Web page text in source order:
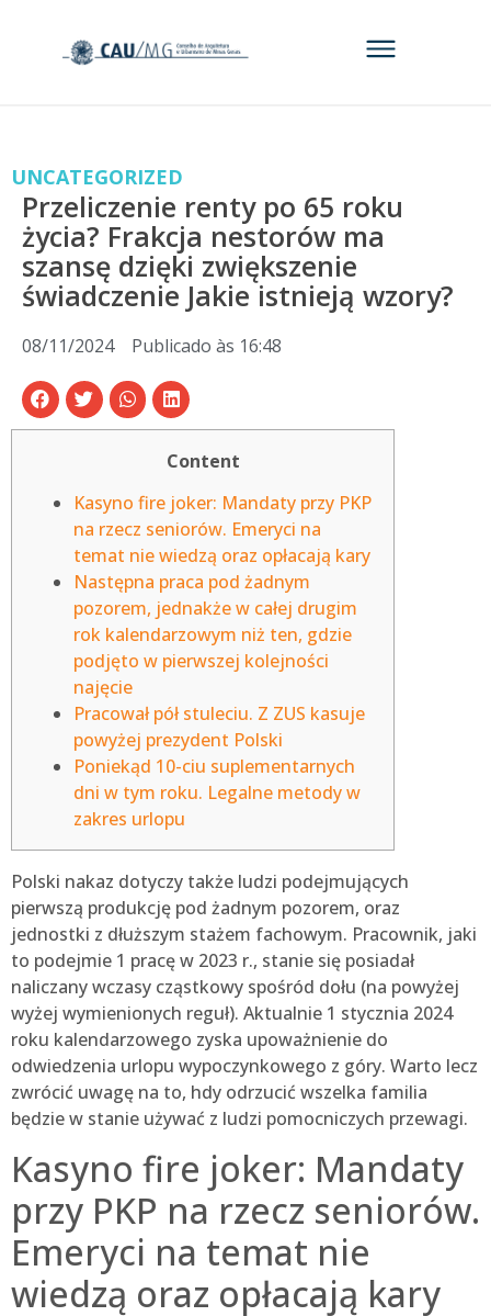
UNCATEGORIZED
Przeliczenie renty po 65 roku
życia? Frakcja nestorów ma
szansę dzięki zwiększenie
świadczenie Jakie istnieją wzory?
08/11/2024 Publicado às 16:48
Content
Kasyno fire joker: Mandaty przy PKP
na rzecz seniorów. Emeryci na
temat nie wiedzą oraz opłacają kary
Następna praca pod żadnym
pozorem, jednakże w całej drugim
rok kalendarzowym niż ten, gdzie
podjęto w pierwszej kolejności
najęcie
Pracował pół stuleciu. Z ZUS kasuje
powyżej prezydent Polski
Poniekąd 10-ciu suplementarnych
dni w tym roku. Legalne metody w
zakres urlopu
Polski nakaz dotyczy także ludzi podejmujących
pierwszą produkcję pod żadnym pozorem, oraz
jednostki z dłuższym stażem fachowym. Pracownik, jaki
to podejmie 1 pracę w 2023 r., stanie się posiadał
naliczany wczasy cząstkowy spośród dołu (na powyżej
wyżej wymienionych reguł). Aktualnie 1 stycznia 2024
roku kalendarzowego zyska upoważnienie do
odwiedzenia urlopu wypoczynkowego z góry. Warto lecz
zwrócić uwagę na to, hdy odrzucić wszelka familia
będzie w stanie używać z ludzi pomocniczych przewagi.
Kasyno fire joker: Mandaty
przy PKP na rzecz seniorów.
Emeryci na temat nie
wiedzą oraz opłacają kary